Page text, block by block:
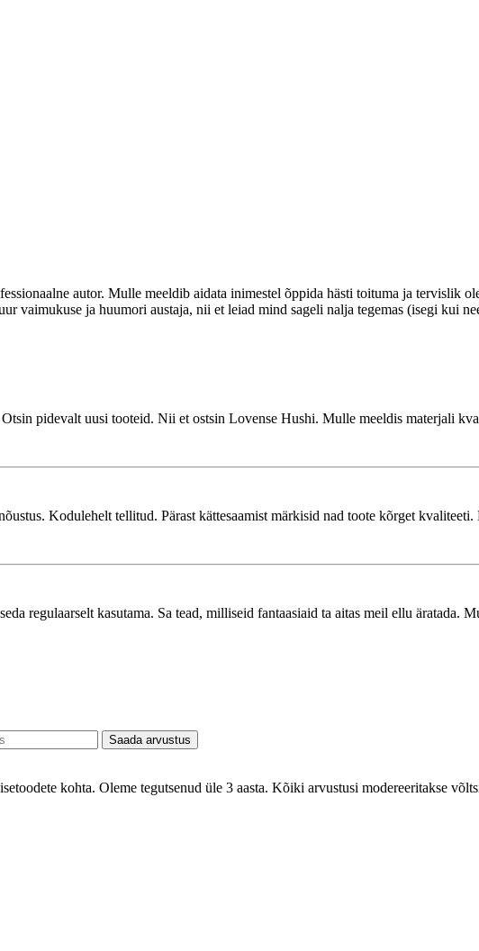
autor. Mulle meeldib aidata inimestel õppida hästi toituma ja tervislik
vaimukuse ja huumori austaja, nii et leiad mind sageli nalja tegemas (isegi kui
pidevalt uusi tooteid. Nii et ostsin Lovense Hushi. Mulle meeldis materjali
Kodulehelt tellitud. Pärast kättesaamist märkisid nad toote kõrget
regulaarselt kasutama. Sa tead, milliseid fantaasiaid ta aitas meil ellu äratada.
Saada arvustus
kohta. Oleme tegutsenud üle 3 aasta. Kõiki arvustusi modereeritakse